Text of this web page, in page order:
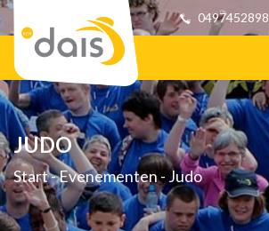
0497452898
JUDO
Start-Evenementen-Judo